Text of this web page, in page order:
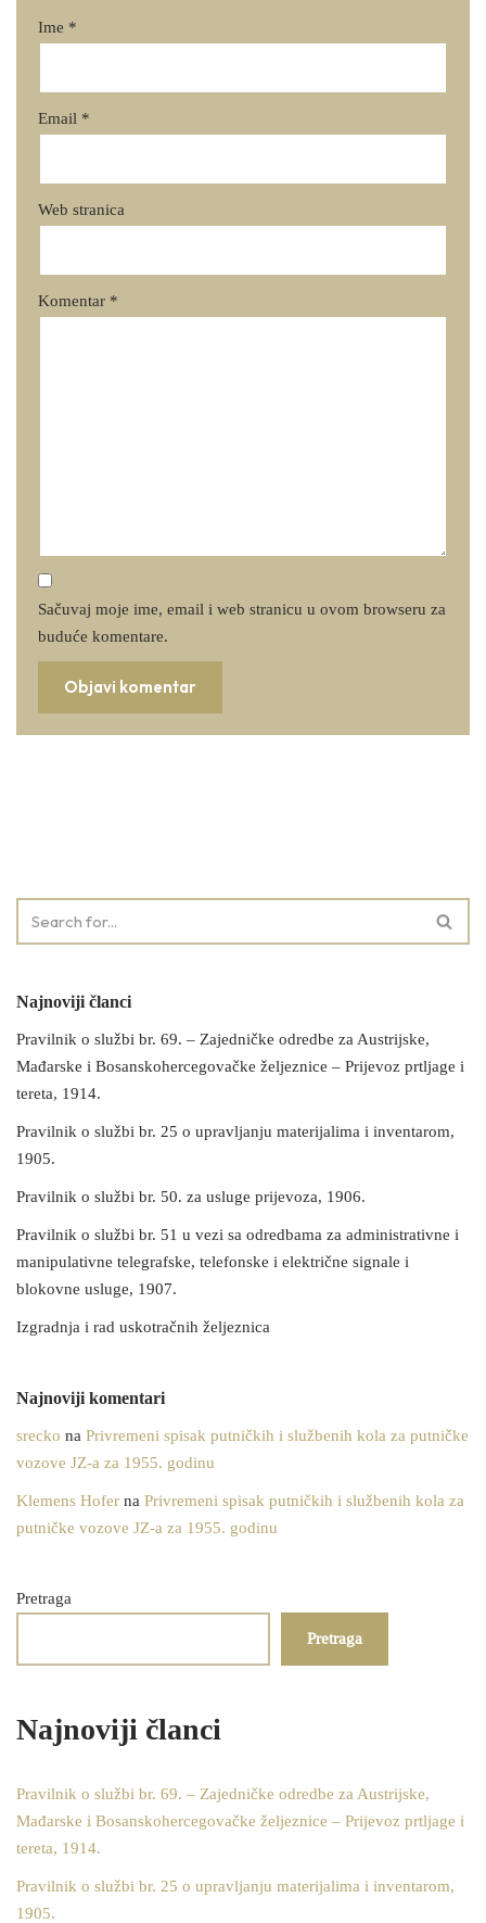
Ime *
Email *
Web stranica
Komentar *
Sačuvaj moje ime, email i web stranicu u ovom browseru za
buduće komentare.
Najnoviji članci
Pravilnik o službi br. 69. – Zajedničke odredbe za Austrijske,
Mađarske i Bosanskohercegovačke željeznice – Prijevoz prtljage i
tereta, 1914.
Pravilnik o službi br. 25 o upravljanju materijalima i inventarom,
1905.
Pravilnik o službi br. 50. za usluge prijevoza, 1906.
Pravilnik o službi br. 51 u vezi sa odredbama za administrativne i
manipulativne telegrafske, telefonske i električne signale i
blokovne usluge, 1907.
Izgradnja i rad uskotračnih željeznica
Najnoviji komentari
srecko na Privremeni spisak putničkih i službenih kola za putničke
vozove JZ-a za 1955. godinu
Klemens Hofer na Privremeni spisak putničkih i službenih kola za
putničke vozove JZ-a za 1955. godinu
Pretraga
Pretraga
Najnoviji članci
Pravilnik o službi br. 69. – Zajedničke odredbe za Austrijske,
Mađarske i Bosanskohercegovačke željeznice – Prijevoz prtljage i
tereta, 1914.
Pravilnik o službi br. 25 o upravljanju materijalima i inventarom,
1905.